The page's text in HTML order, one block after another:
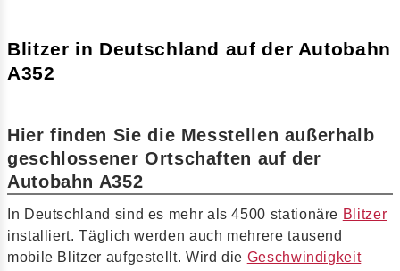
Blitzer in Deutschland auf der Autobahn
A352
Hier finden Sie die Messtellen außerhalb
geschlossener Ortschaften auf der
Autobahn A352
In Deutschland sind es mehr als 4500 stationäre Blitzer
installiert. Täglich werden auch mehrere tausend
mobile Blitzer aufgestellt. Wird die Geschwindigkeit